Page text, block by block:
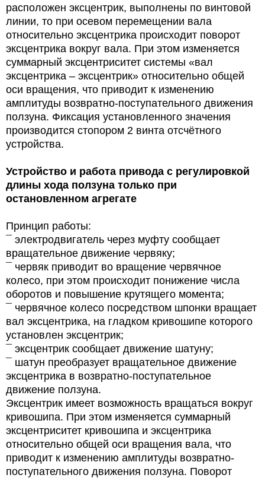
расположен эксцентрик, выполнены по винтовой
линии, то при осевом перемещении вала
относительно эксцентрика происходит поворот
эксцентрика вокруг вала. При этом изменяется
суммарный эксцентриситет системы «вал
эксцентрика – эксцентрик» относительно общей
оси вращения, что приводит к изменению
амплитуды возвратно-поступательного движения
ползуна. Фиксация установленного значения
производится стопором 2 винта отсчётного
устройства.
Устройство и работа привода с регулировкой
длины хода ползуна только при
остановленном агрегате
Принцип работы:
¯ электродвигатель через муфту сообщает
вращательное движение червяку;
¯ червяк приводит во вращение червячное
колесо, при этом происходит понижение числа
оборотов и повышение крутящего момента;
¯ червячное колесо посредством шпонки вращает
вал эксцентрика, на гладком кривошипе которого
установлен эксцентрик;
¯ эксцентрик сообщает движение шатуну;
¯ шатун преобразует вращательное движение
эксцентрика в возвратно-поступательное
движение ползуна.
Эксцентрик имеет возможность вращаться вокруг
кривошипа. При этом изменяется суммарный
эксцентриситет кривошипа и эксцентрика
относительно общей оси вращения вала, что
приводит к изменению амплитуды возвратно-
поступательного движения ползуна. Поворот